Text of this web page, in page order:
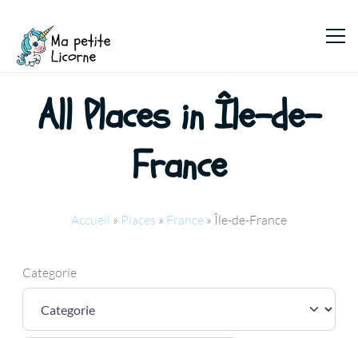
All Places in Île-de-
France
Accueil » Places » France » Île-de-France
Categorie